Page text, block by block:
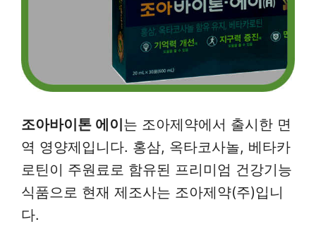
조아바이톤 에이는 조아제약에서 출시한 면
역 영양제입니다. 홍삼, 옥타코사놀, 베타카
로틴이 주원료로 함유된 프리미엄 건강기능
식품으로 현재 제조사는 조아제약(주)입니
다.